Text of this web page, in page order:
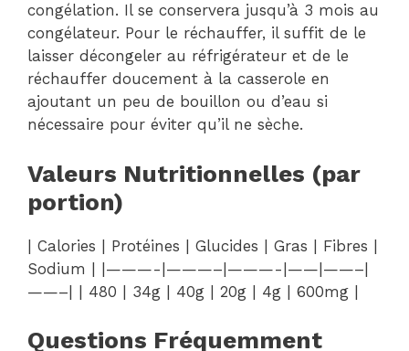
congélation. Il se conservera jusqu’à 3 mois au
congélateur. Pour le réchauffer, il suffit de le
laisser décongeler au réfrigérateur et de le
réchauffer doucement à la casserole en
ajoutant un peu de bouillon ou d’eau si
nécessaire pour éviter qu’il ne sèche.
Valeurs Nutritionnelles (par
portion)
| Calories | Protéines | Glucides | Gras | Fibres |
Sodium | |———-|———–|———-|——|——–|
——–| | 480 | 34g | 40g | 20g | 4g | 600mg |
Questions Fréquemment